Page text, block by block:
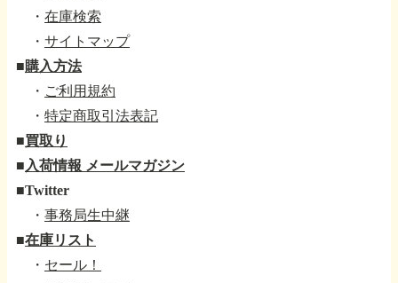
・ 在庫検索
・ サイトマップ
■購入方法
・ ご利用規約
・ 特定商取引法表記
■買取り
■ 入荷情報 メールマガジン
■Twitter
・ 事務局生中継
■在庫リスト
・ セール！